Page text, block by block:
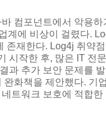
컴포넌트에서 악용하
계에 비상이 걸렸다.
존재한다. Log4j 취약
시작한 후, 많은 IT 전
과 추가 보안 문제를
완화책을 제안했다. 기
트워크 보호에 적합